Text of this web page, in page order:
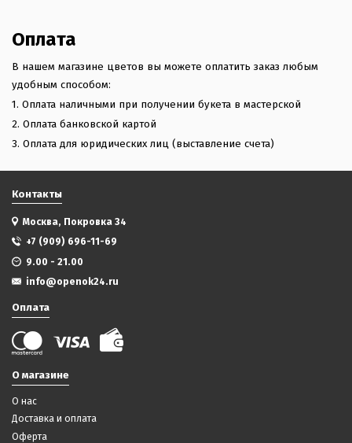
Оплата
В нашем магазине цветов вы можете оплатить заказ любым
удобным способом:
1. Оплата наличными при получении букета в мастерской
2. Оплата банковской картой
3. Оплата для юридических лиц (выставление счета)
Контакты
Москва, Покровка 34
+7 (909) 696-11-69
9.00 - 21.00
info@openok24.ru
Оплата
О магазине
О нас
Доставка и оплата
Оферта